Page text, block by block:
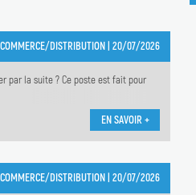
COMMERCE/DISTRIBUTION | 20/07/2026
par la suite ? Ce poste est fait pour
EN SAVOIR +
COMMERCE/DISTRIBUTION | 20/07/2026